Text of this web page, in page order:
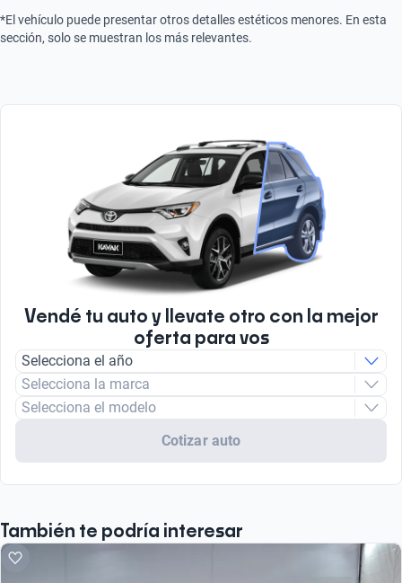
*El vehículo puede presentar otros detalles estéticos menores. En esta
sección, solo se muestran los más relevantes.
Vendé tu auto y llevate otro con la mejor
oferta para vos
Selecciona el año
Selecciona la marca
Selecciona el modelo
Cotizar auto
También te podría interesar